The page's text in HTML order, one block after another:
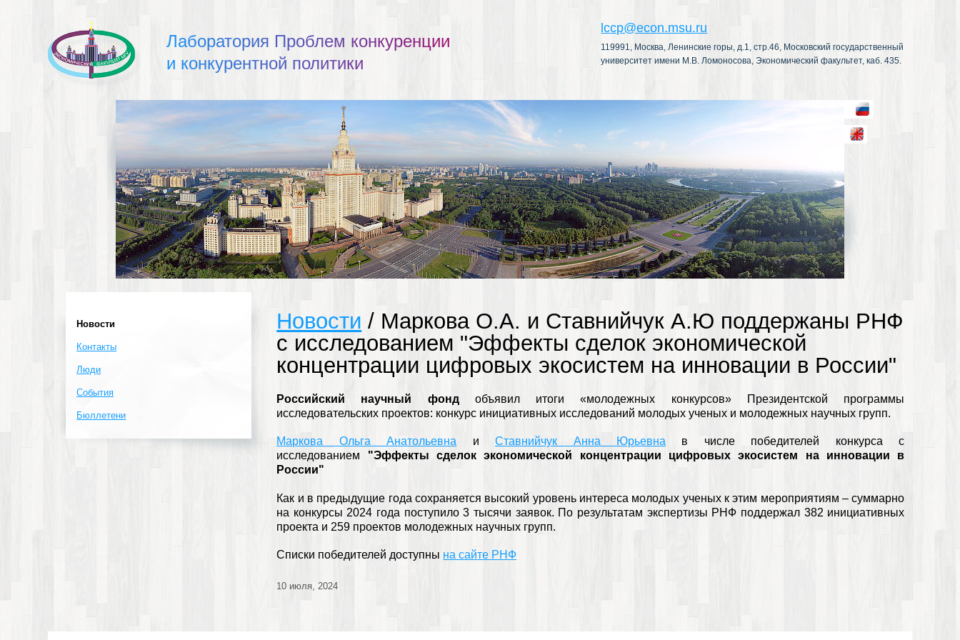
Лаборатория Проблем конкуренции
и конкурентной политики
lccp@econ.msu.ru
119991, Москва, Ленинские горы, д.1, стр.46, Московский государственный
университет имени М.В. Ломоносова, Экономический факультет, каб. 435.
Новости
Контакты
Люди
События
Бюллетени
Новости / Маркова О.А. и Ставнийчук А.Ю поддержаны РНФ
с исследованием "Эффекты сделок экономической
концентрации цифровых экосистем на инновации в России"
Российский научный фондобъявил итоги «молодежных конкурсов» Президентской программы
исследовательских проектов: конкурс инициативных исследований молодых ученых и молодежных научных групп.
Маркова Ольга Анатольевна иСтавнийчук Анна Юрьевна в числе победителей конкурса с
исследованием "Эффекты сделок экономической концентрации цифровых экосистем на инновации в
России"
Как и в предыдущие года сохраняется высокий уровень интереса молодых ученых к этим мероприятиям – суммарно
на конкурсы 2024 года поступило 3 тысячи заявок. По результатам экспертизы РНФ поддержал 382 инициативных
проекта и 259 проектов молодежных научных групп.
Списки победителей доступны на сайте РНФ
10 июля, 2024